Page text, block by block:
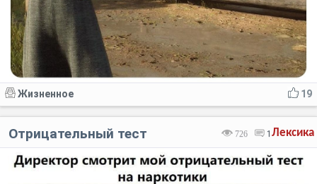
19
Жизненное
Лексика
726 1
Отрицательный тест